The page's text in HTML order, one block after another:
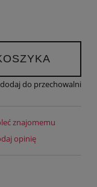
dodaj do przechowalni
znajomemu
opinię